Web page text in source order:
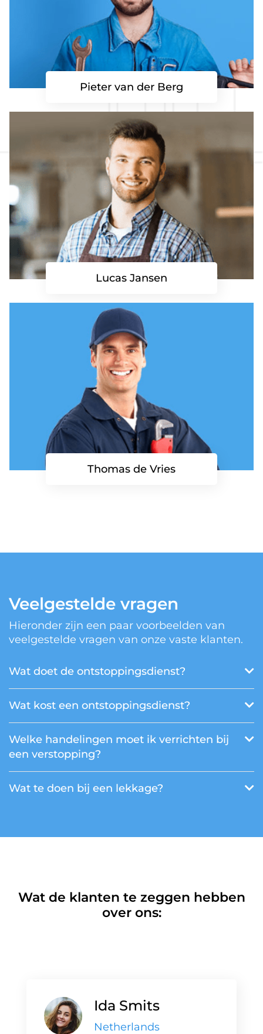
Pieter van der Berg
Lucas Jansen
Thomas de Vries
Veelgestelde vragen
Hieronder zijn een paar voorbeelden van
veelgestelde vragen van onze vaste klanten.
Wat doet de ontstoppingsdienst?
Wat kost een ontstoppingsdienst?
Welke handelingen moet ik verrichten bij
een verstopping?
Wat te doen bij een lekkage?
Wat de klanten te zeggen hebben
over ons:
Ida Smits
Netherlands